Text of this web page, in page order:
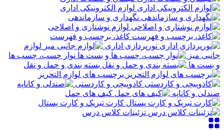
لوازم الکترونیکی اداری
نگهداری و سازماندهی
لوازم نوشتاری و اصلاحی
کاغذ، برچسب و فهرست
نورپردازی اداری
لوازم
جانبی میز
نوار چسب، چسب ها
و بست ها
بسته بندی و حمل و نقل
برچسب های لوازم التحریر
کادوپیچی و کاردستی
صندلی و کاناپه
کیف های حمل
کارت تبریک و کارت پستال
تزئینات کلاس درس